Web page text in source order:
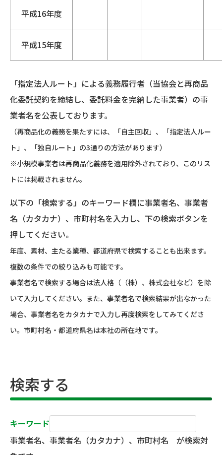
平成16年度
平成15年度
「指定法人ルート」による義務履行者（当協会と再商品
化委託契約を締結し、委託料金を完納した事業者）の事
業者名を公表しております。
（再商品化の義務を果たすには、「自主回収」、「指定法人ルー
ト」、「独自ルート」の3通りの方法があります）
※小規模事業者は再商品化義務を適用除外されており、このリス
トには掲載されません。
以下の「検索する」のキーワード欄に事業者名、事業者
名（カタカナ）、市町村名を入力し、下の検索ボタンを
押してください。
年度、素材、主たる業種、都道府県で検索することも出来ます。
複数の条件での絞り込みも可能です。
事業者名で検索する場合は法人格（（株）、株式会社など）を除
いて入力してください。また、事業者名で検索結果が出なかった
場合、事業者名をカタカナで入力し再度検索をしてみてくださ
い。市町村名・都道府県名は本社の所在地です。
検索する
キーワード
事業者名、事業者名（カタカナ）、市町村名 が検索対